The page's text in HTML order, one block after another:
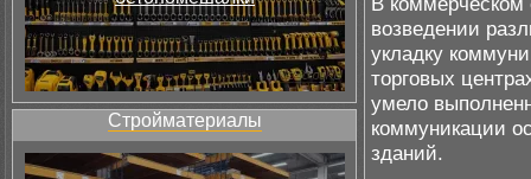
Стройматериалы
возведении
укладку
торговых
умело
коммуникации
зданий.